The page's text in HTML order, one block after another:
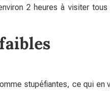
2 heures à visiter tous
stupéfiantes, ce qui en